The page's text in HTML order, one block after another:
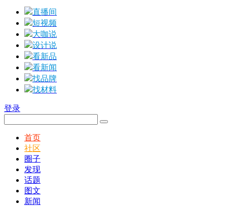
直播间
短视频
大咖说
设计说
看新品
看新闻
找品牌
找材料
登录
首页
社区
圈子
发现
话题
图文
新闻